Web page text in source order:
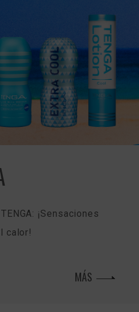
¡Sensaciones
calor!
MÁS